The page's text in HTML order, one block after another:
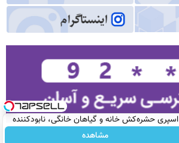
اسپری حشره‌کش خانه و گیاهان خانگی، نابودکننده
انواع حشرات خانگی و آفات
مشاهده